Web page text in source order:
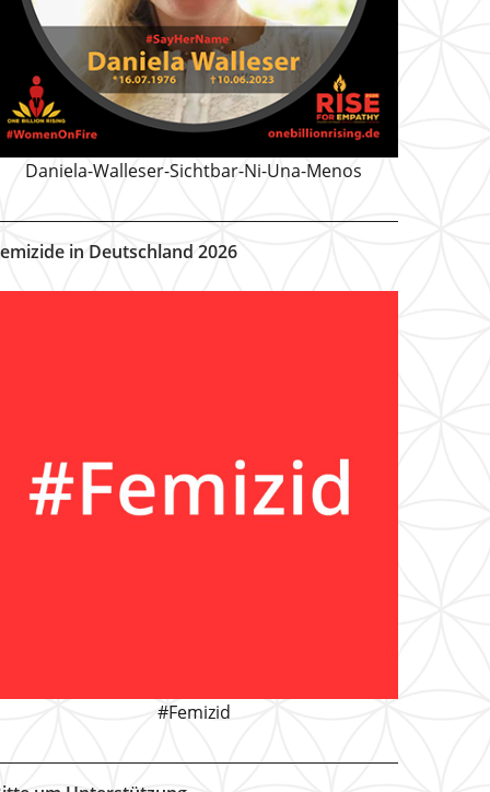
Daniela-Walleser-Sichtbar-Ni-Una-Menos
in Deutschland 2026
#Femizid